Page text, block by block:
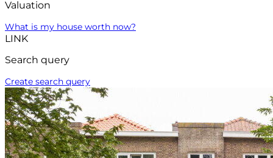
Valuation
What is my house worth now?
LINK
Search query
Create search query